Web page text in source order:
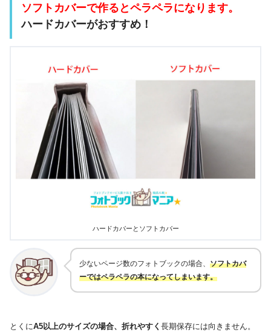
ソフトカバーで作るとペラペラになります。
ハードカバーがおすすめ！
ハードカバーとソフトカバー
少ないページ数のフォトブックの場合、 ソフトカバ
ーではペラペラの本になってしまいます。
とくにA5以上のサイズの場合、折れやすく 長期保存には向きません。